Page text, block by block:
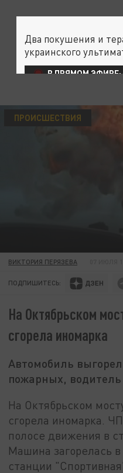
ПРОИСШЕСТВИЯ
ВИКТОРИЯ ПЕРЯЗЕВА
ПОДПИШИТЕСЬ:
На Октябрьском
сгорела иномарка
Автомобиль
пожарных,
На Октябрьском
сгорела иномарка.
полосе движения в
Машина загорелась
станции
Два покушения и
украинского
В ПРЯМОМ ЭФИРЕ: